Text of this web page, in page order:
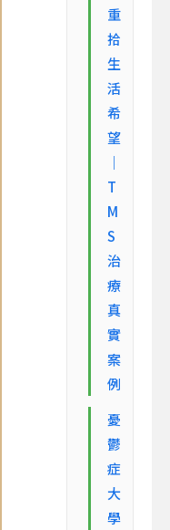
重
拾
生
活
希
望
｜
T
M
S
治
療
真
實
案
例
憂
鬱
症
大
學